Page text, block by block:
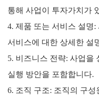
통해 사업이 투자가치가
4. 제품 또는 서비스 설명
서비스에 대한 상세한 설
5. 비즈니스 전략: 사업을
실행 방안을 포함합니다.
6. 조직 구조: 조직의 구성